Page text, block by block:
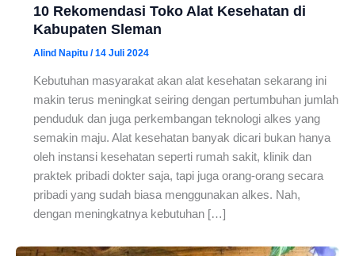
10 Rekomendasi Toko Alat Kesehatan di
Kabupaten Sleman
Alind Napitu /14 Juli 2024
Kebutuhan masyarakat akan alat kesehatan sekarang ini
makin terus meningkat seiring dengan pertumbuhan jumlah
penduduk dan juga perkembangan teknologi alkes yang
semakin maju. Alat kesehatan banyak dicari bukan hanya
oleh instansi kesehatan seperti rumah sakit, klinik dan
praktek pribadi dokter saja, tapi juga orang-orang secara
pribadi yang sudah biasa menggunakan alkes. Nah,
dengan meningkatnya kebutuhan […]